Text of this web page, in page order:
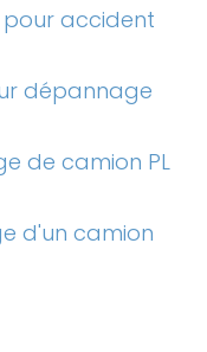
accident
dépannage
de camion PL
d'un camion